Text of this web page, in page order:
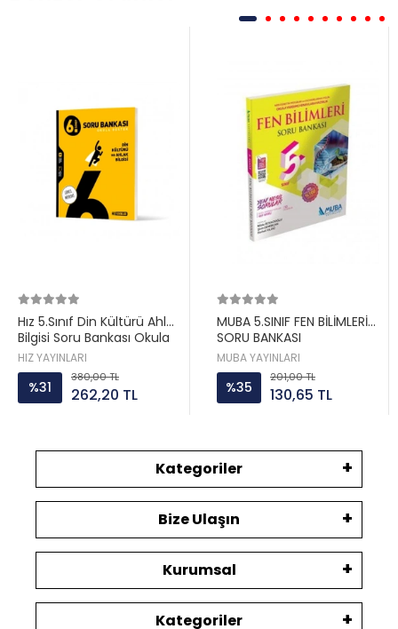
Hız 5.Sınıf Din Kültürü Ahlak
Bilgisi Soru Bankası Okula
Destek
HIZ YAYINLARI
%31
380,00 TL
262,20 TL
MUBA 5.SINIF FEN BİLİMLERİ
SORU BANKASI
MUBA YAYINLARI
%35
201,00 TL
130,65 TL
Kategoriler
Bize Ulaşın
Kurumsal
Kategoriler